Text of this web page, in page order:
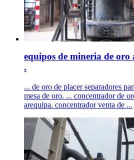
equipos de mineria de
.
... de oro de placer separadores
mesa de oro. ... concentrador de
arequipa. concentrador venta de ...